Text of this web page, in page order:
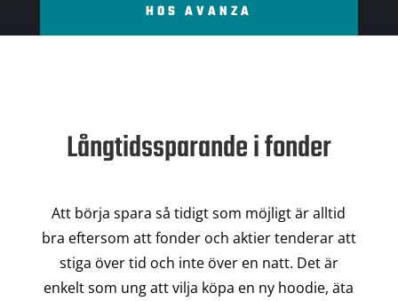
HOS AVANZA
Långtidssparande i fonder
Att börja spara så tidigt som möjligt är alltid
bra eftersom att fonder och aktier tenderar att
stiga över tid och inte över en natt. Det är
enkelt som ung att vilja köpa en ny hoodie, äta